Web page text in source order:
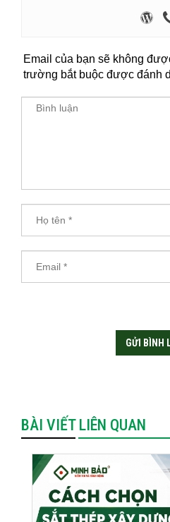
Email của bạn sẽ không
trường bắt buộc được đánh
BÀI VIẾT LIÊN QUAN